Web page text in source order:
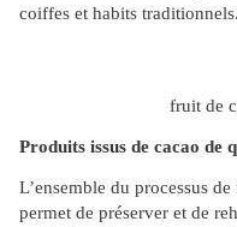
coiffes et habits traditionnels.
fruit de
Produits issus de cacao de
L’ensemble du processus
permet de préserver et de